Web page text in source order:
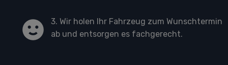
3. Wir holen Ihr Fahrzeug zum Wunschtermin
ab und entsorgen es fachgerecht.